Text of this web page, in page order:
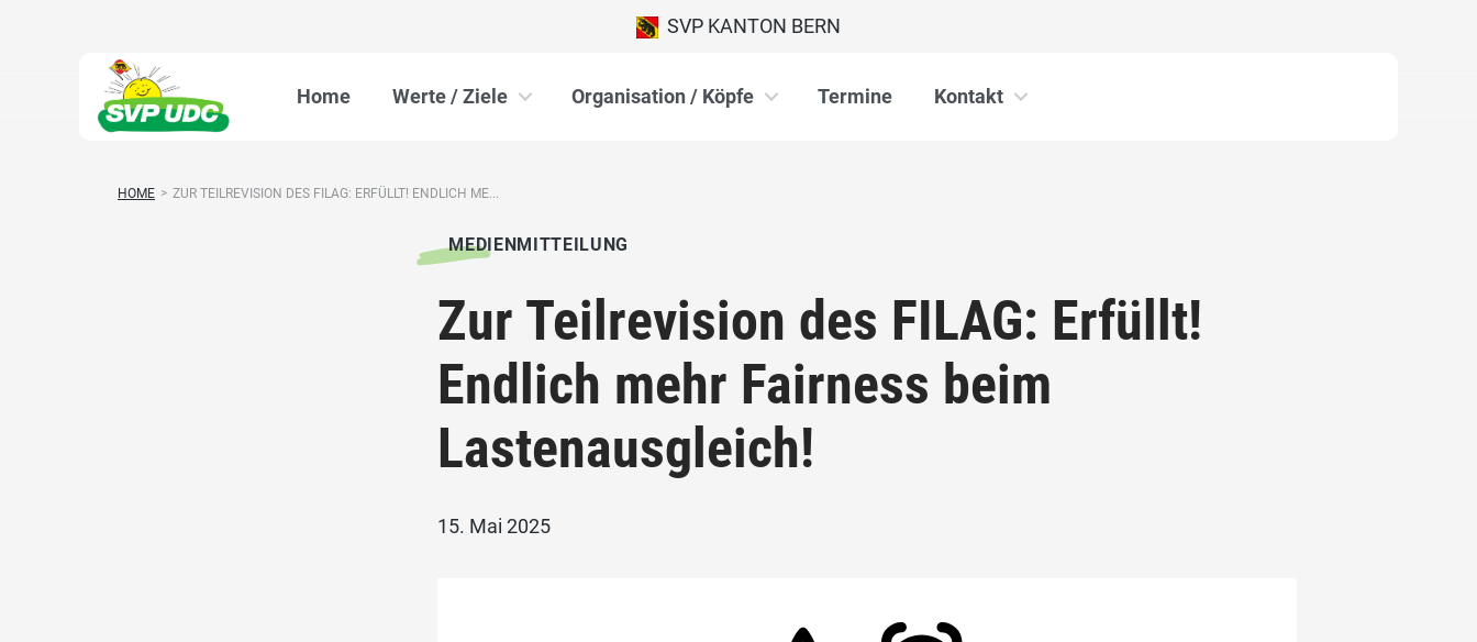
SVP KANTON BERN
Home Werte / Ziele Organisation / Köpfe Termine Kontakt
HOME > ZUR TEILREVISION DES FILAG: ERFÜLLT! ENDLICH ME...
MEDIENMITTEILUNG
Zur Teilrevision des FILAG: Erfüllt!
Endlich mehr Fairness beim
Lastenausgleich!
15. Mai 2025